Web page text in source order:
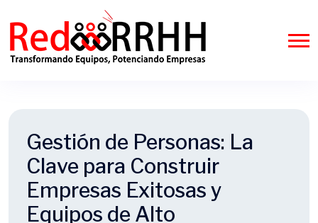
Gestión de Personas: La
Clave para Construir
Empresas Exitosas y
Equipos de Alto